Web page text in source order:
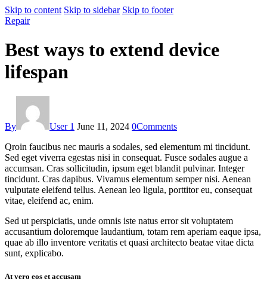
Skip to content Skip to sidebar Skip to footer
Repair
Best ways to extend device
lifespan
By User 1 June 11, 2024 0Comments
Qroin faucibus nec mauris a sodales, sed elementum mi tincidunt.
Sed eget viverra egestas nisi in consequat. Fusce sodales augue a
accumsan. Cras sollicitudin, ipsum eget blandit pulvinar. Integer
tincidunt. Cras dapibus. Vivamus elementum semper nisi. Aenean
vulputate eleifend tellus. Aenean leo ligula, porttitor eu, consequat
vitae, eleifend ac, enim.
Sed ut perspiciatis, unde omnis iste natus error sit voluptatem
accusantium doloremque laudantium, totam rem aperiam eaque ipsa,
quae ab illo inventore veritatis et quasi architecto beatae vitae dicta
sunt, explicabo.
At vero eos et accusam